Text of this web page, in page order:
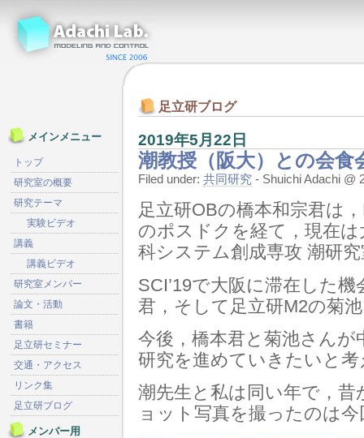
足立研ブログ
2019年5月22日
潮教授（阪大）との会食
Filed under: 共同研究 - Shuichi Adachi @
足立研OBの橋本和宗君は
のポスドクを経て，現在
科システム創成専攻 潮研
SCI’19で大阪に滞在した
君，そして足立研M2の菊
今後，橋本君と菊池さんが
研究を進めていきたいと
潮先生と私は同い年で，
ョット写真を撮ったのは
メインメニュー
トップ
研究室の概要
研究テーマ
実験ビデオ
講義
講義ビデオ
研究室メンバー
論文・活動
書籍
足立研セミナー
交通・アクセス
リンク集
足立研ブログ
メンバー用